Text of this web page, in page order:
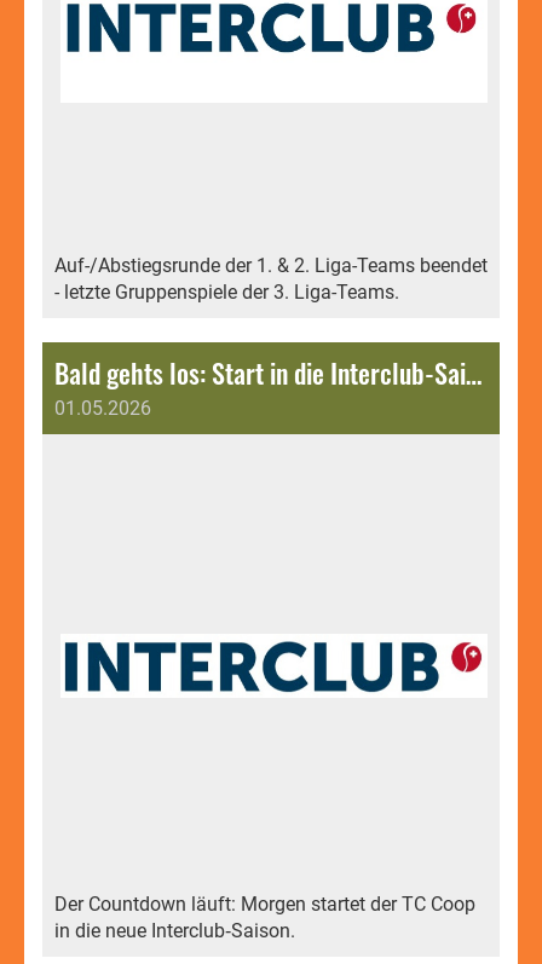
Auf-/Abstiegsrunde der 1. & 2. Liga-Teams beendet
- letzte Gruppenspiele der 3. Liga-Teams.
Bald gehts los: Start in die Interclub-Saison 2026.
01.05.2026
Der Countdown läuft: Morgen startet der TC Coop
in die neue Interclub‑Saison.